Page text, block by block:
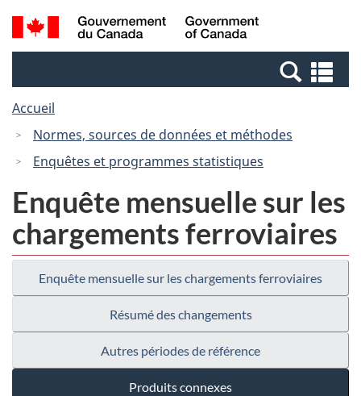
Passer
au
Passer
à
Canada
Recherche
et
et
Accueil
Normes, sources de données et méthodes
Enquêtes et programmes statistiques
Enquête mensuelle sur les
chargements ferroviaires
Enquête mensuelle sur les chargements ferroviaires
Résumé des changements
Autres périodes de référence
Produits connexes